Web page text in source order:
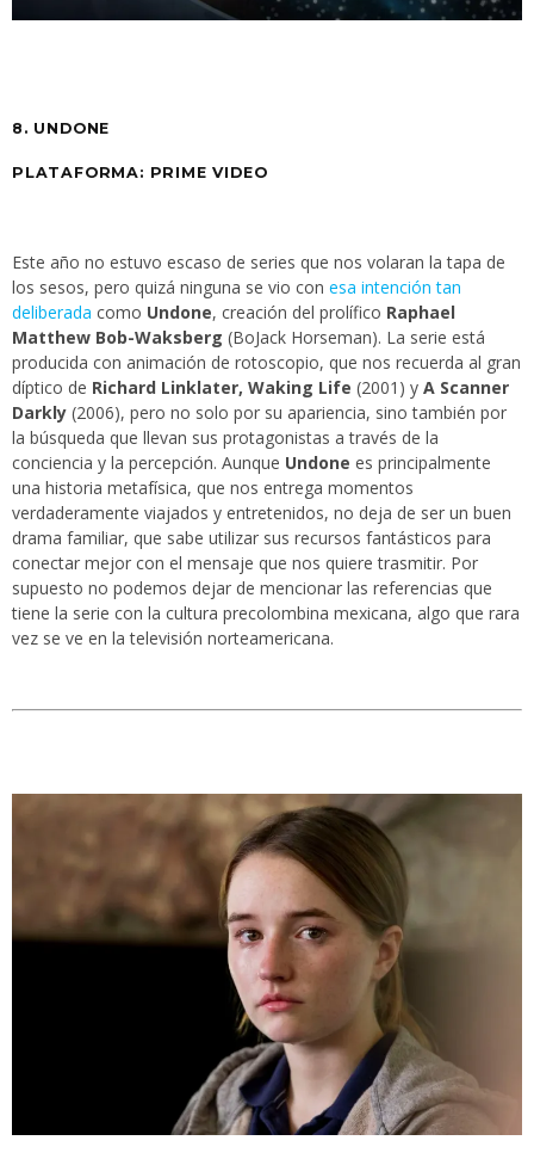
8. UNDONE
PLATAFORMA: PRIME VIDEO
Este año no estuvo escaso de series que nos volaran la tapa de
los sesos, pero quizá ninguna se vio con esa intención tan
deliberada como Undone, creación del prolífico Raphael
Matthew Bob-Waksberg (BoJack Horseman). La serie está
producida con animación de rotoscopio, que nos recuerda al gran
díptico de Richard Linklater, Waking Life (2001) y A Scanner
Darkly (2006), pero no solo por su apariencia, sino también por
la búsqueda que llevan sus protagonistas a través de la
conciencia y la percepción. Aunque Undone es principalmente
una historia metafísica, que nos entrega momentos
verdaderamente viajados y entretenidos, no deja de ser un buen
drama familiar, que sabe utilizar sus recursos fantásticos para
conectar mejor con el mensaje que nos quiere trasmitir. Por
supuesto no podemos dejar de mencionar las referencias que
tiene la serie con la cultura precolombina mexicana, algo que rara
vez se ve en la televisión norteamericana.